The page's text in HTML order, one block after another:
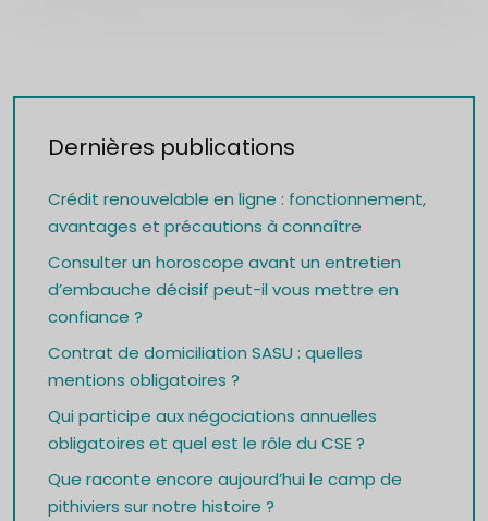
Dernières publications
Crédit renouvelable en ligne : fonctionnement,
avantages et précautions à connaître
Consulter un horoscope avant un entretien
d’embauche décisif peut-il vous mettre en
confiance ?
Contrat de domiciliation SASU : quelles
mentions obligatoires ?
Qui participe aux négociations annuelles
obligatoires et quel est le rôle du CSE ?
Que raconte encore aujourd’hui le camp de
pithiviers sur notre histoire ?